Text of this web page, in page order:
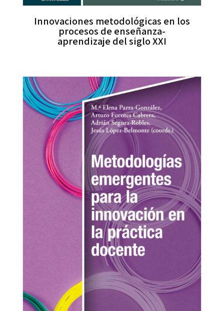
Innovaciones metodológicas en los
procesos de enseñanza-
aprendizaje del siglo XXI